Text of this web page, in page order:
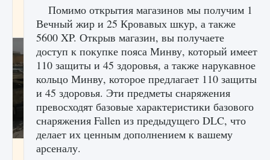
Входят ли «Милан» и «Интер» в EA FC 25
9 августа 2024 2 064 0 1
Как исправить текстовую ошибку
Помимо открытия магазинов мы получим 1
Вечный жир и 25 Кровавых шкур, а также
5600 XP. Открыв магазин, вы получаете
доступ к покупке пояса Минву, который имеет
110 защиты и 45 здоровья, а также нарукавное
кольцо Минву, которое предлагает 110 защиты
и 45 здоровья. Эти предметы снаряжения
превосходят базовые характеристики базового
снаряжения Fallen из предыдущего DLC, что
делает их ценным дополнением к вашему
арсеналу.